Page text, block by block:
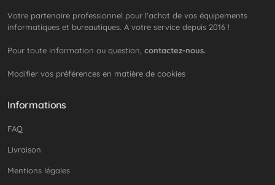
Votre partenaire professionnel pour l'achat de vos équipements
informatiques et bureautiques. A votre service depuis 2016 !
Pour toute information ou question, contactez-nous.
Modifier vos préférences en matière de cookies
Informations
FAQ
Livraison
Mentions légales